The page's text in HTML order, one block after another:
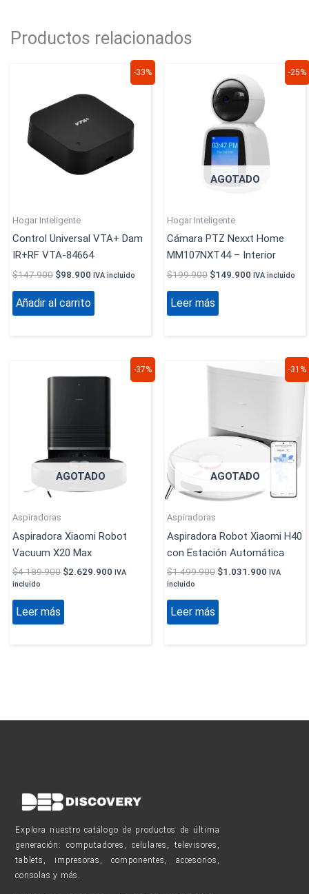
Productos relacionados
-33%
Hogar Inteligente
Control Universal VTA+ Dam
IR+RF VTA‑84664
$147.900
original
era:
$147.900.
$98.900
es:
$98.900.
IVA incluido
Añadir al carrito
-25%
AGOTADO
Hogar Inteligente
Cámara PTZ Nexxt Home
MM107NXT44 – Interior
$199.900
precio
original
era:
$199.900.
$149.900
actual
$149.900.
IVA incluido
Leer más
-37%
AGOTADO
Aspiradoras
Aspiradora Xiaomi Robot
Vacuum X20 Max
$4.189.900
precio
era:
$2.629.900
precio
IVA
incluido
Leer más
-31%
AGOTADO
Aspiradoras
Aspiradora Robot Xiaomi H40
con Estación Automática
$1.499.900
El
$1.031.900
precio
IVA
incluido
Leer más
Explora nuestro catálogo de productos de última
generación: computadores, celulares, televisores,
tablets, impresoras, componentes, accesorios,
consolas y más.